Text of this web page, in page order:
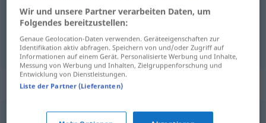
du Arschloch! VULG
drittsekk
Synonyme für "Arschloch"
Wir und unsere Partner verarbeiten Daten, um
Folgendes bereitzustellen:
Genaue Geolocation-Daten verwenden. Geräteeigenschaften zur
Identifikation aktiv abfragen. Speichern von und/oder Zugriff auf
Informationen auf einem Gerät. Personalisierte Werbung und Inhalte,
Messung von Werbung und Inhalten, Zielgruppenforschung und
Entwicklung von Dienstleistungen.
Liste der Partner (Lieferanten)